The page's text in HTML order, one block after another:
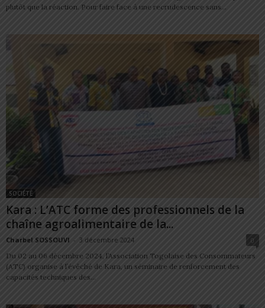
plutôt que la réaction. Pour faire face à une recrudescence sans...
SOCIÉTÉ
Kara : L’ATC forme des professionnels de la
chaîne agroalimentaire de la...
Charbel SOSSOUVI - 3 décembre 2024
0
Du 02 au 06 décembre 2024, l’Association Togolaise des Consommateurs
(ATC) organise à l’évêché de Kara, un séminaire de renforcement des
capacités techniques des...